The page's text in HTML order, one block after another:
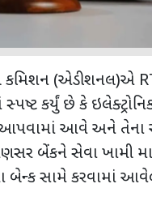
કમિશન (એડીશનલ)એ
કર્યું છે કે
આપવામાં આવે અને
બેંકને સેવા ખામી
બેન્ક સામે કરવામાં